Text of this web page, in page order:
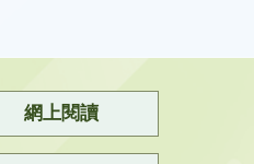
網上閱讀